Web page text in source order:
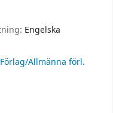
Engelska
Allmänna förl.